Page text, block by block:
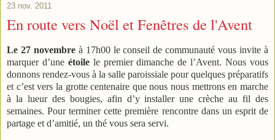
23 nov. 2011
En route vers Noël et Fenêtres de l'Avent
Le 27 novembreà 17h00 le conseil de communauté vous invite à
marquer d’uneétoile le premier dimanche de l’Avent. Nous vous
donnons rendez-vous à la salle paroissiale pour quelques préparatifs
et c’est vers la grotte centenaire que nous nous mettrons en marche
à la lueur des bougies, afin d’y installer une crèche au fil des
semaines. Pour terminer cette première rencontre dans un esprit de
partage et d’amitié, un thé vous sera servi.